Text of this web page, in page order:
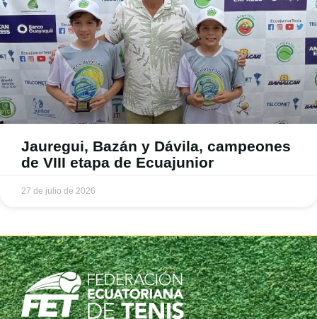
Jauregui, Bazán y Dávila, campeones
de VIII etapa de Ecuajunior
27 de julio de 2026